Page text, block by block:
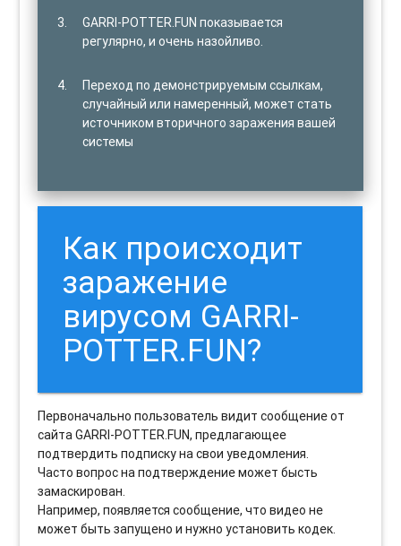
GARRI-POTTER.FUN показывается
регулярно, и очень назойливо.
Переход по демонстрируемым ссылкам,
случайный или намеренный, может стать
источником вторичного заражения вашей
системы
Как происходит
заражение
вирусом GARRI-
POTTER.FUN?
Первоначально пользователь видит сообщение от
сайта GARRI-POTTER.FUN, предлагающее
подтвердить подписку на свои уведомления.
Часто вопрос на подтверждение может бысть
замаскирован.
Например, появляется сообщение, что видео не
может быть запущено и нужно установить кодек.